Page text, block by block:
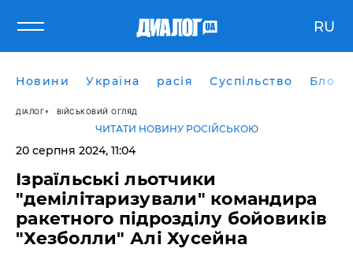
RU
Новини Україна расія Суспільство Блоги
ДІАЛОГ ВІЙСЬКОВИЙ ОГЛЯД
ЧИТАТИ НОВИНУ РОСІЙСЬКОЮ
20 серпня 2024, 11:04
Ізраїльські льотчики
"демілітаризували" командира
ракетного підрозділу бойовиків
"Хезболли" Алі Хусейна